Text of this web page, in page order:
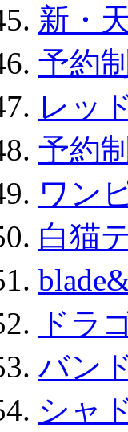
新・
予約
レッ
予約
ワン
白猫
ドラ
バン
シャ